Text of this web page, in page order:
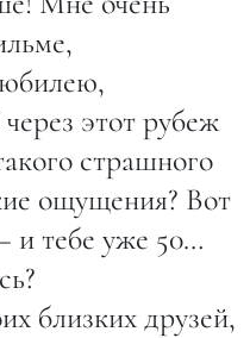
этот рубеж
страшного
ощущения? Вот
и тебе уже 50…
близких друзей,